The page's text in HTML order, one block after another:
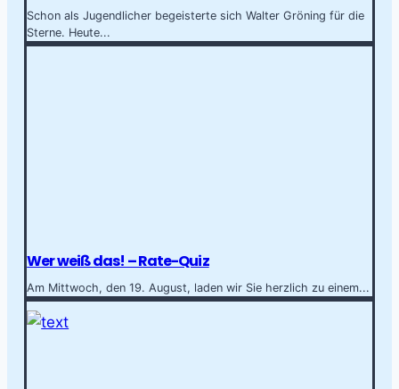
Schon als Jugendlicher begeisterte sich Walter Gröning für die
Sterne. Heute...
Wer weiß das! – Rate-Quiz
Am Mittwoch, den 19. August, laden wir Sie herzlich zu einem...